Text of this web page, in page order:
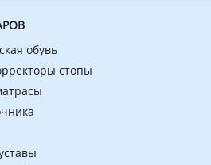
обувь
стопы